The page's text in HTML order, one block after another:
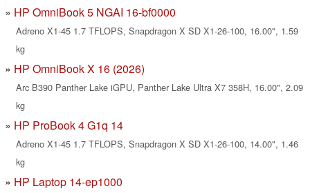
HP OmniBook 5 NGAI 16-bf0000
Adreno X1-45 1.7 TFLOPS, Snapdragon X SD X1-26-100, 16.00", 1.59
kg
HP OmniBook X 16 (2026)
Arc B390 Panther Lake iGPU, Panther Lake Ultra X7 358H, 16.00", 2.09
kg
HP ProBook 4 G1q 14
Adreno X1-45 1.7 TFLOPS, Snapdragon X SD X1-26-100, 14.00", 1.46
kg
HP Laptop 14-ep1000